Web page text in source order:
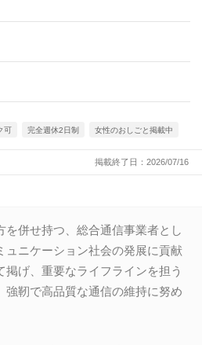
可 完全週休2日制 女性のおしごと掲載中
掲載終了日：2026/07/16
を併せ持つ、総合通信事業者とし
ュニケーション社会の発展に貢献
げ、重要なライフラインを担う
強靭で高品質な通信の維持に努め